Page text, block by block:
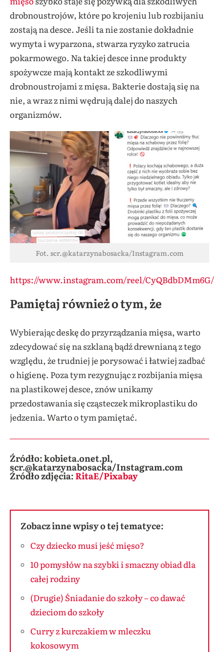
drobnoustrojów, które po krojeniu lub rozbijaniu
zostają na desce. Jeśli ta nie zostanie dokładnie
wymyta i wyparzona, stwarza ryzyko zatrucia
pokarmowego. Na takiej desce inne produkty
spożywcze mają kontakt ze szkodliwymi
drobnoustrojami z mięsa. Bakterie dostają się na
nie, a wraz z nimi wędrują dalej do naszych
organizmów.
Fot. scr.@katarzynabosacka/Instagram.com
https://www.instagram.com/reel/CyQBdbDMm6G/
Pamiętaj również o tym, że
Wybierając deskę do przyrządzania mięsa, warto
zdecydować się na szklaną bądź drewnianą z tego
względu, że trudniej je porysować i łatwiej zadbać
o higienę. Poza tym rezygnując z rozbijania mięsa
na plastikowej desce, znów unikamy
przedostawania się cząsteczek mikroplastiku do
jedzenia. Warto o tym pamiętać.
Źródło: kobieta.onet.pl,
scr.@katarzynabosacka/Instagram.com
Źródło zdjęcia:RitaE/Pixabay
Zobacz inne wpisy o tej tematyce:
Czy dziecko musi jeść mięso?
10 pomysłów na szybki i smaczny obiad dla
całej rodziny
(Drugie) Śniadanie do szkoły – co dawać
dzieciom do szkoły
Curry z kurczakiem w mleczku
kokosowym